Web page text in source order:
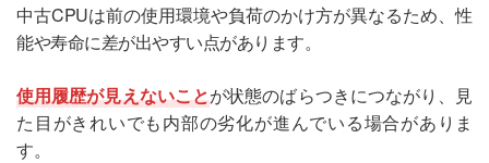
中古CPUは前の使用環境や負荷のかけ方が異なるため、性
能や寿命に差が出やすい点があります。
使用履歴が見えないことが状態のばらつきにつながり、見
た目がきれいでも内部の劣化が進んでいる場合がありま
す。